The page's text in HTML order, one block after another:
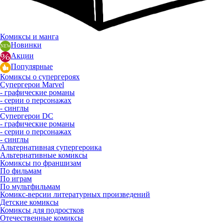
Комиксы и манга
Новинки
Акции
Популярные
Комиксы о супергероях
Супергерои Marvel
- графические романы
- серии о персонажах
- синглы
Супергерои DC
- графические романы
- серии о персонажах
- синглы
Альтернативная супергероика
Альтернативные комиксы
Комиксы по франшизам
По фильмам
По играм
По мультфильмам
Комикс-версии литературных произведений
Детские комиксы
Комиксы для подростков
Отечественные комиксы